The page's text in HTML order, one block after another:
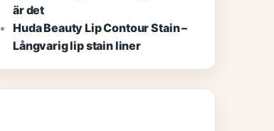
är det
Huda Beauty Lip Contour Stain –
Långvarig lip stain liner